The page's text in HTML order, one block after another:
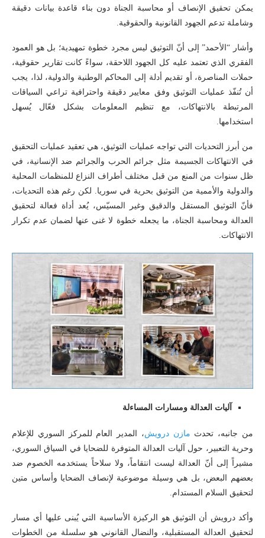
يمكن تحقيق الإنصاف أو محاسبة الجناة دون بناء قاعدة بيانات دقيقة
وشاملة تدعم الجهود القانونية والحقوقية.
وأشار “الأحمد” إلى أنّ التوثيق ليس مجرد خطوة تمهيدية؛ بل هو العمود
الفقري الذي تعتمد عليه كل الجهود اللاحقة، سواءً كانت تقارير حقوقية،
حملات المناصرة، أو تقديم أدلة إلى المحاكم الوطنية والدولية، لذا، يجب
أن تُنفّذ عمليات التوثيق وفق معايير دقيقة واحترافية تراعي السياقات
المرتبطة بالانتهاكات، مع تنظيم المعلومات بشكل فعّال يُسهل
استخدامها.
من أبرز التحديات التي تواجه عمليات التوثيق، هي تعقيد عمليات التحقيق
في الانتهاكات الجسيمة مثل جرائم الحرب والجرائم ضد الإنسانية، في
ظل سنوات من المنع من قبل مختلف أطراف النزاع للمنظمات المحلية
والدولية والأممية من التوثيق بحرية في سوريا. لكن رغم هذه التحديات،
فأنّ التوثيق المستقل والدقيق وغير المسيّس، يُعد أداة فعالة لتحقيق
العدالة ومحاسبة الجناة، ما يجعله خطوة لا غنى عنها لضمان عدم تكرار
الانتهاكات.
آليات العدالة ومسارات المساءلة
من جانبه، تحدث مازن درويش، المدير العام للمركز السوري للإعلام
وحرية التعبير، حول آليات العدالة المتوفرة للضحايا في السياق السوري،
مشيراً إلى أنّ العدالة ليست انتقاماً، ولا سلاحاً يستخدمه الخصوم ضد
بعضهم البعض، بل هي وسيلة موضوعية لإنصاف الضحايا وأساس متين
لتحقيق السلام المستدام.
وأكد درويش أن التوثيق هو الركيزة الأساسية التي يُبنى عليها أي مسار
لتحقيق العدالة المستقبلية، والنضال القانوني هو سلسلة من الخطوات